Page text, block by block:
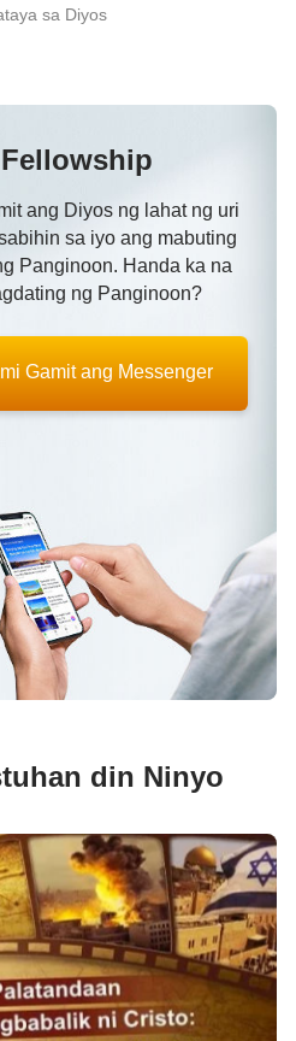
sa Diyos
ang Diyos ng lahat ng uri
sa iyo ang mabuting
Panginoon. Handa ka na
ng Panginoon?
Gamit ang Messenger
din Ninyo